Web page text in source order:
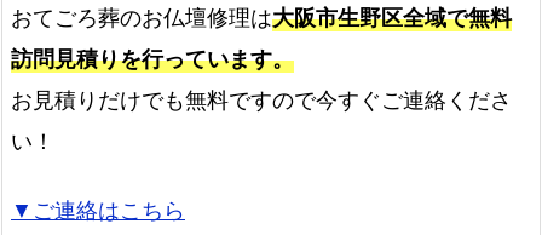
おてごろ葬のお仏壇修理は大阪市生野区全域で無料
訪問見積りを行っています。
お見積りだけでも無料ですので今すぐご連絡くださ
い！
▼ご連絡はこちら